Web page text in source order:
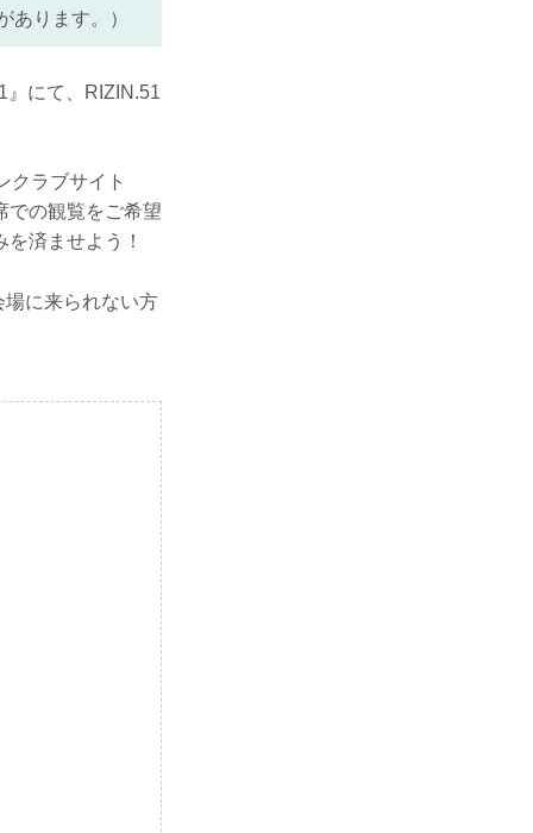
あります。）
』にて、RIZIN.51
クラブサイト
での観覧をご希望
済ませよう！
に来られない方